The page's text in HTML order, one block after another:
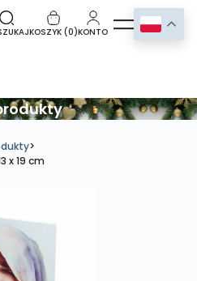
KOSZYK (0)KONTO
>
x 19 cm